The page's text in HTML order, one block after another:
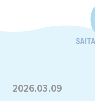
2026.03.09